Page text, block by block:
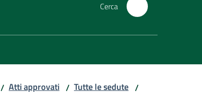
Cerca
/ Atti approvati / Tutte le sedute /